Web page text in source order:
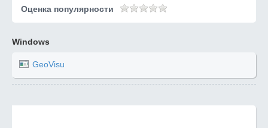
Оценка популярности
Windows
GeoVisu